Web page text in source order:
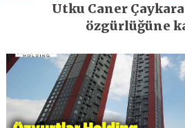
Utku Caner
özgürlüğüne